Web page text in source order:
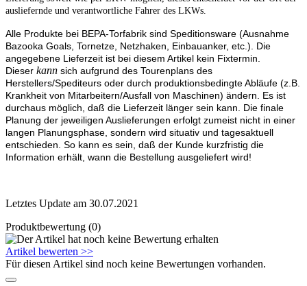
ausliefernde und verantwortliche Fahrer des LKWs.
Alle Produkte bei BEPA-Torfabrik sind Speditionsware (Ausnahme
Bazooka Goals, Tornetze, Netzhaken, Einbauanker, etc.). Die
angegebene Lieferzeit ist bei diesem Artikel kein Fixtermin.
Dieser kann sich aufgrund des Tourenplans des
Herstellers/Spediteurs oder durch produktionsbedingte Abläufe (z.B.
Krankheit von Mitarbeitern/Ausfall von Maschinen) ändern. Es ist
durchaus möglich, daß die Lieferzeit länger sein kann. Die finale
Planung der jeweiligen Auslieferungen erfolgt zumeist nicht in einer
langen Planungsphase, sondern wird situativ und tagesaktuell
entschieden. So kann es sein, daß der Kunde kurzfristig die
Information erhält, wann die Bestellung ausgeliefert wird!
Letztes Update am 30.07.2021
Produktbewertung (0)
Artikel bewerten >>
Für diesen Artikel sind noch keine Bewertungen vorhanden.